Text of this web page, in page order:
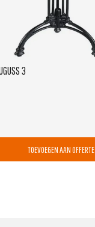
3
TOEVOEGEN AAN OFFERTE